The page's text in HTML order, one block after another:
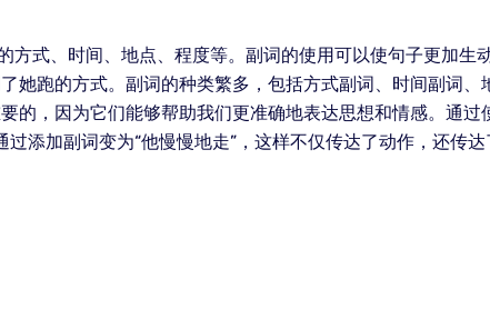
式、时间、地点、程度等。副词的使用可以使句子更加生
她跑的方式。副词的种类繁多，包括方式副词、时间副词、
的，因为它们能够帮助我们更准确地表达思想和情感。通过
添加副词变为“他慢慢地走”，这样不仅传达了动作，还传